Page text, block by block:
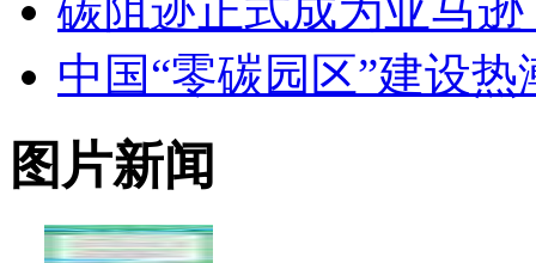
碳阻迹正式成为亚马逊
中国“零碳园区”建设热
图片新闻